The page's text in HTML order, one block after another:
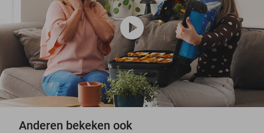
play_circle
Anderen bekeken ook